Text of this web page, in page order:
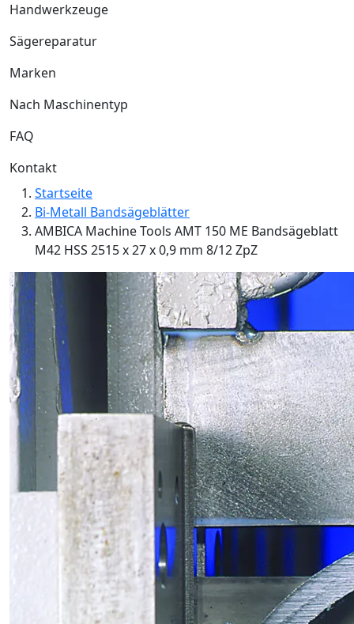
Handwerkzeuge
Sägereparatur
Marken
Nach Maschinentyp
FAQ
Kontakt
Startseite
Bi-Metall Bandsägeblätter
AMBICA Machine Tools AMT 150 ME Bandsägeblatt
M42 HSS 2515 x 27 x 0,9 mm 8/12 ZpZ